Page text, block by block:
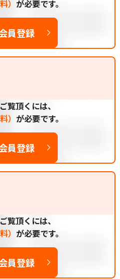
） が必要です。
員登録
覧頂くには、
） が必要です。
員登録
覧頂くには、
） が必要です。
員登録